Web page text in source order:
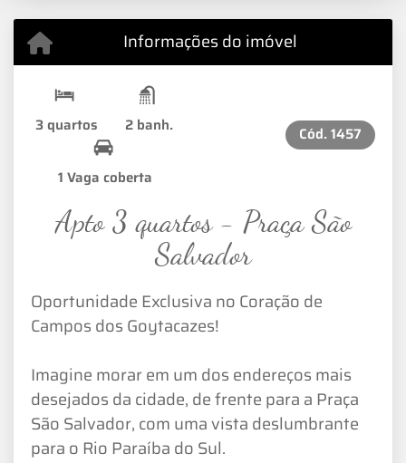
Informações do imóvel
3 quartos 2 banh.
1 Vaga coberta
Cód. 1457
Apto 3 quartos - Praça São
Salvador
Oportunidade Exclusiva no Coração de
Campos dos Goytacazes!
Imagine morar em um dos endereços mais
desejados da cidade, de frente para a Praça
São Salvador, com uma vista deslumbrante
para o Rio Paraíba do Sul.